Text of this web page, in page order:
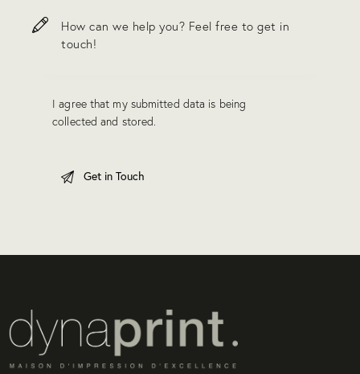
I agree that my submitted data is being
collected and stored.